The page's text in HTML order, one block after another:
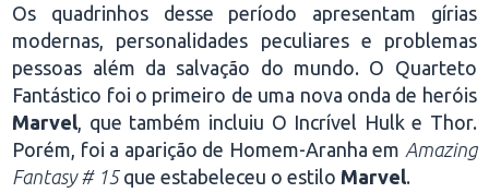
Os quadrinhos desse período apresentam gírias
modernas, personalidades peculiares e problemas
pessoas além da salvação do mundo. O Quarteto
Fantástico foi o primeiro de uma nova onda de heróis
Marvel , que também incluiu O Incrível Hulk e Thor.
Porém, foi a aparição de Homem-Aranha em Amazing
Fantasy # 15que estabeleceu o estilo Marvel.